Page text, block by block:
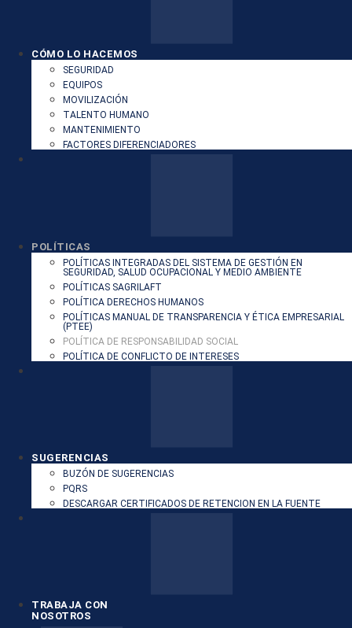
CÓMO LO HACEMOS
SEGURIDAD
EQUIPOS
MOVILIZACIÓN
TALENTO HUMANO
MANTENIMIENTO
FACTORES DIFERENCIADORES
POLÍTICAS
POLÍTICAS INTEGRADAS DEL SISTEMA DE GESTIÓN EN
SEGURIDAD, SALUD OCUPACIONAL Y MEDIO AMBIENTE
POLÍTICAS SAGRILAFT
POLÍTICA DERECHOS HUMANOS
POLÍTICAS MANUAL DE TRANSPARENCIA Y ÉTICA EMPRESARIAL
(PTEE)
POLÍTICA DE RESPONSABILIDAD SOCIAL
POLÍTICA DE CONFLICTO DE INTERESES
SUGERENCIAS
BUZÓN DE SUGERENCIAS
PQRS
DESCARGAR CERTIFICADOS DE RETENCION EN LA FUENTE
TRABAJA CON
NOSOTROS